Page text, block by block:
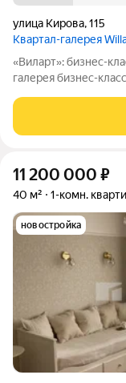
улица Кирова,115
Квартал-галерея
«Виларт»: бизнес-класс на
галерея бизнес-
Октябрьском районе, на улице
перегруженной
11 200 000 ₽
40 м² 1-комн.
новостройка